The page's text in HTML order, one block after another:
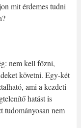
mit érdemes tudni
nem kell főzni,
követni. Egy-két
ami a kezdeti
hatást is
tudományosan nem